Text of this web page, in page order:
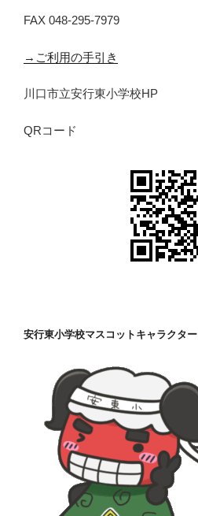
FAX 048-295-7979
→ご利用の手引き
川口市立安行東小学校HP
QRコード
安行東小学校マスコットキャラクター